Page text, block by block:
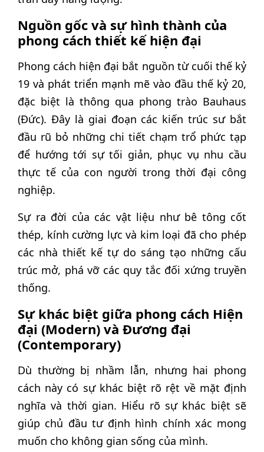
Nguồn gốc và sự hình thành của
phong cách thiết kế hiện đại
Phong cách hiện đại bắt nguồn từ cuối thế kỷ
19 và phát triển mạnh mẽ vào đầu thế kỷ 20,
đặc biệt là thông qua phong trào Bauhaus
(Đức). Đây là giai đoạn các kiến trúc sư bắt
đầu rũ bỏ những chi tiết chạm trổ phức tạp
để hướng tới sự tối giản, phục vụ nhu cầu
thực tế của con người trong thời đại công
nghiệp.
Sự ra đời của các vật liệu như bê tông cốt
thép, kính cường lực và kim loại đã cho phép
các nhà thiết kế tự do sáng tạo những cấu
trúc mở, phá vỡ các quy tắc đối xứng truyền
thống.
Sự khác biệt giữa phong cách Hiện
đại (Modern) và Đương đại
(Contemporary)
Dù thường bị nhầm lẫn, nhưng hai phong
cách này có sự khác biệt rõ rệt về mặt định
nghĩa và thời gian. Hiểu rõ sự khác biệt sẽ
giúp chủ đầu tư định hình chính xác mong
muốn cho không gian sống của mình.